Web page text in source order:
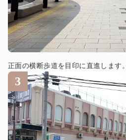
正面の横断歩道を目印に直進します。